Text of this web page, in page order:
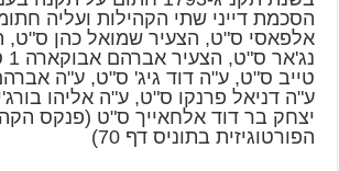
הסכמת דייני שתי הקהילות ועליה
אלפאסי ס"ט, הצעיר שמואל כהן ס"ט,
טייב ס"ט, ע"ה דוד גיג' ס"ט, ע"ה
ע"ה דניאל פרנקו ס"ט, ע"ה אליהו
יצחק בר דוד אלחאייך ס"ט (פנקס
הפורטוגיזית בתוניס דף 70)